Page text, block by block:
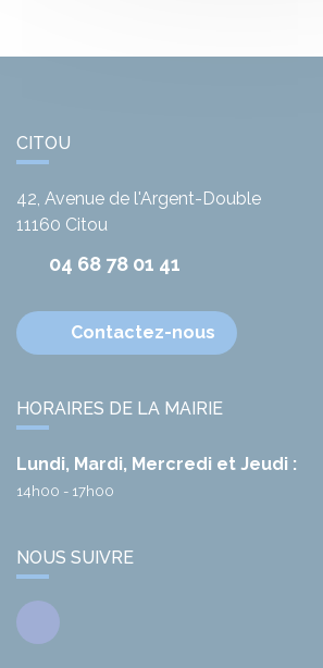
CITOU
42, Avenue de l'Argent-Double
11160 Citou
04 68 78 01 41
Contactez-nous
HORAIRES DE LA MAIRIE
Lundi, Mardi, Mercredi et Jeudi :
14h00 - 17h00
NOUS SUIVRE
Facebook